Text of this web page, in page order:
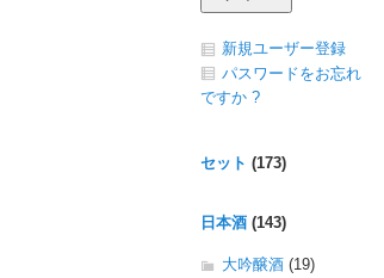
新規ユーザー登録
パスワードをお忘れ
ですか ?
セット (173)
日本酒 (143)
大吟醸酒 (19)